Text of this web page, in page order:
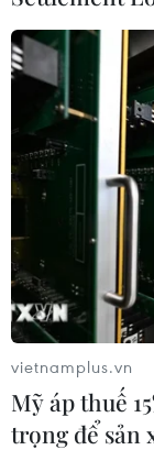
nguyên vật
Báo cáo cho
hóa giảm do
ngành phân
tâm xoay
chính vững
vietnamplus.vn
Mỹ áp thuế
trọng để sản